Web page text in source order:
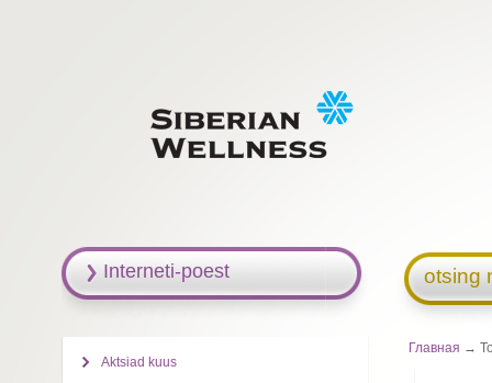
otsing
Главная →
Interneti-poest
Aktsiad kuus